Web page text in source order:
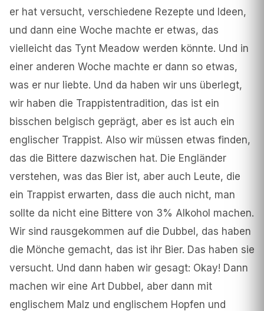
er hat versucht, verschiedene Rezepte und Ideen,
und dann eine Woche machte er etwas, das
vielleicht das Tynt Meadow werden könnte. Und in
einer anderen Woche machte er dann so etwas,
was er nur liebte. Und da haben wir uns überlegt,
wir haben die Trappistentradition, das ist ein
bisschen belgisch geprägt, aber es ist auch ein
englischer Trappist. Also wir müssen etwas finden,
das die Bittere dazwischen hat. Die Engländer
verstehen, was das Bier ist, aber auch Leute, die
ein Trappist erwarten, dass die auch nicht, man
sollte da nicht eine Bittere von 3% Alkohol machen.
Wir sind rausgekommen auf die Dubbel, das haben
die Mönche gemacht, das ist ihr Bier. Das haben sie
versucht. Und dann haben wir gesagt: Okay! Dann
machen wir eine Art Dubbel, aber dann mit
englischem Malz und englischem Hopfen und